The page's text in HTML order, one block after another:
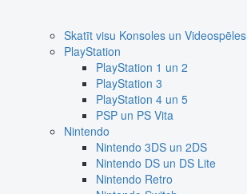
Skatīt visu Konsoles un Videospēles
PlayStation
PlayStation 1 un 2
PlayStation 3
PlayStation 4 un 5
PSP un PS Vita
Nintendo
Nintendo 3DS un 2DS
Nintendo DS un DS Lite
Nintendo Retro